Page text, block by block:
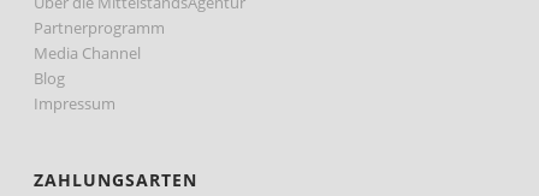
Partnerprogramm
Media Channel
Blog
Impressum
ZAHLUNGSARTEN